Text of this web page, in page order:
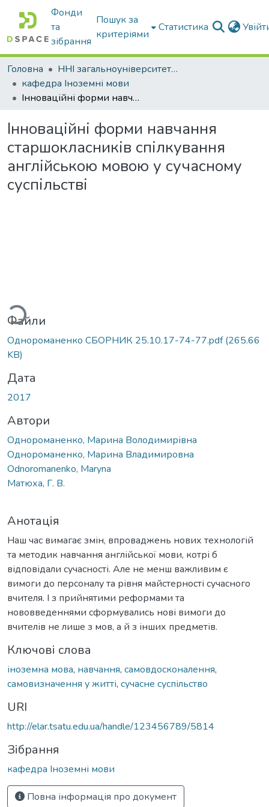
Фонди
та
зібрання
Пошук за
критеріями
Статистика
Головна
ННІ загальноуніверситетської підготовки
кафедра Іноземні мови
Інноваційні форми навчання старшокласників спілкування англійською мовою у сучасному суспільстві
Інноваційні форми навчання
старшокласників спілкування
англійською мовою у сучасному
суспільстві
Файли
Однороманенко СБОРНИК 25.10.17-74-77.pdf(265.66
KB)
Дата
2017
Автори
Однороманенко, Марина Володимирівна
Однороманенко, Марина Владимировна
Odnoromanenko, Maryna
Матюха, Г. В.
Анотація
Наш час вимагає змін, впроваджень нових технологій
та методик навчання англійської мови, котрі б
відповідали сучасності. Але не менш важливим є
вимоги до персоналу та рівня майстерності сучасного
вчителя. І з прийнятими реформами та
нововведеннями сформувались нові вимоги до
вчителів не лише з мов, а й з інших предметів.
Ключові слова
іноземна мова, навчання, самовдосконалення,
самовизначення у житті, сучасне суспільство
URI
http://elar.tsatu.edu.ua/handle/123456789/5814
Зібрання
кафедра Іноземні мови
Повна інформація про документ